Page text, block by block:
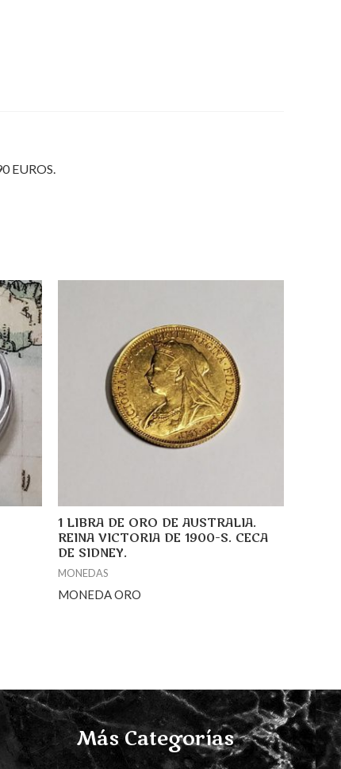
EUROS.
1 LIBRA DE ORO DE AUSTRALIA.
REINA VICTORIA DE 1900-S. CECA
DE SIDNEY.
MONEDAS
MONEDA ORO
Más Categorías